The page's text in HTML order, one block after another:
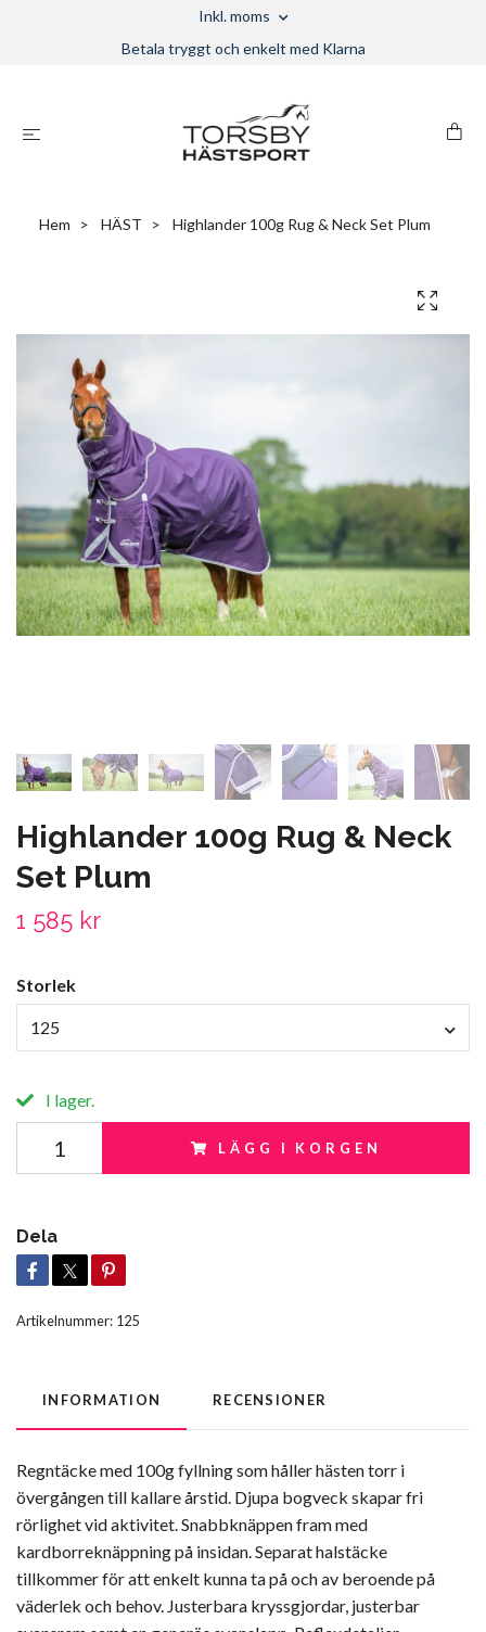
Inkl. moms
Betala tryggt och enkelt med Klarna
Hem HÄST Highlander 100g Rug & Neck Set Plum
Highlander 100g Rug & Neck
Set Plum
1 585 kr
Storlek
125
I lager.
LÄGG I KORGEN
Dela
Artikelnummer: 125
INFORMATION RECENSIONER
Regntäcke med 100g fyllning som håller hästen torr i
övergången till kallare årstid. Djupa bogveck skapar fri
rörlighet vid aktivitet. Snabbknäppen fram med
kardborreknäppning på insidan. Separat halstäcke
tillkommer för att enkelt kunna ta på och av beroende på
väderlek och behov. Justerbara kryssgjordar, justerbar